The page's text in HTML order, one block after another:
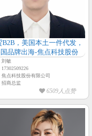
B2B，美国本土一件代发，
品牌出海-焦点科技股份
刘敏
焦点科技股份有限公司
招商总监
6509人点赞